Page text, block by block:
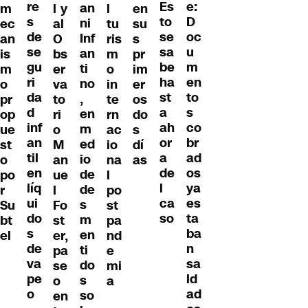
m
ec
an
is
m
o
pr
op
ue
st
o
po
r
Su
bt
el
re
s
de
se
gu
ri
da
d
inf
an
til
en
líq
ui
do
s
de
va
pe
o
l y
al
O
bs
er
va
to
ri
o
M
an
ue
l
Fo
st
er,
pa
se
o
en
an
ni
Inf
an
ti
no
,
en
m
ed
io
de
de
s
m
en
ti
do
s
so
l
tu
ris
m
o
in
te
rn
ac
io
na
l
po
st
pa
nd
e
mi
a
en
su
s
pr
im
er
os
do
s
dí
as
Es
to
se
sa
be
ha
st
a
ah
or
a
de
l
ca
so
e:
D
oc
u
m
en
to
s
co
br
ad
os
ya
es
ta
ba
n
sa
ld
ad